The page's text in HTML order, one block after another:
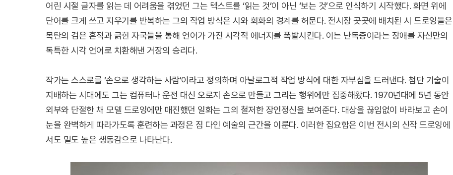
어린 시절 글자를 읽는 데 어려움을 겪었던 그는 텍스트를 ‘읽는 것’이 아닌 ‘보는 것’으로 인식하기 시작했다. 화면 위에
단어를 크게 쓰고 지우기를 반복하는 그의 작업 방식은 시와 회화의 경계를 허문다. 전시장 곳곳에 배치된 시 드로잉들은
목탄의 검은 흔적과 긁힌 자국들을 통해 언어가 가진 시각적 에너지를 폭발시킨다. 이는 난독증이라는 장애를 자신만의
독특한 시각 언어로 치환해낸 거장의 승리다.
작가는 스스로를 ‘손으로 생각하는 사람’이라고 정의하며 아날로그적 작업 방식에 대한 자부심을 드러낸다. 첨단 기술이
지배하는 시대에도 그는 컴퓨터나 운전 대신 오로지 손으로 만들고 그리는 행위에만 집중해왔다. 1970년대에 5년 동안
외부와 단절한 채 모델 드로잉에만 매진했던 일화는 그의 철저한 장인정신을 보여준다. 대상을 끊임없이 바라보고 손이
눈을 완벽하게 따라가도록 훈련하는 과정은 짐 다인 예술의 근간을 이룬다. 이러한 집요함은 이번 전시의 신작 드로잉에
서도 밀도 높은 생동감으로 나타난다.